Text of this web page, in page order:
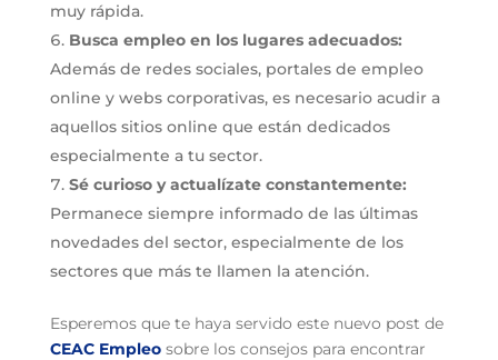
muy rápida.
Busca empleo en los lugares adecuados:
Además de redes sociales, portales de empleo
online y webs corporativas, es necesario acudir a
aquellos sitios online que están dedicados
especialmente a tu sector.
Sé curioso y actualízate constantemente:
Permanece siempre informado de las últimas
novedades del sector, especialmente de los
sectores que más te llamen la atención.
Esperemos que te haya servido este nuevo post de
CEAC Empleosobre los consejos para encontrar